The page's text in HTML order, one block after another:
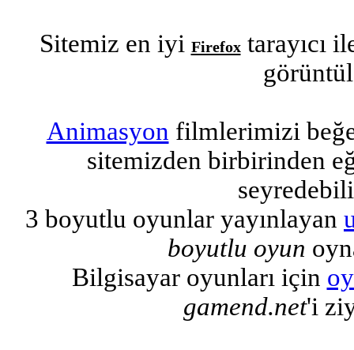
Sitemiz en iyi Firefoxtarayıcı
Animasyon filmlerimizi
sitemizden birbirinden
3 boyutlu oyunlar yayınlayan
boyutlu oyun
Bilgisayar oyunları için
gamend.net'i